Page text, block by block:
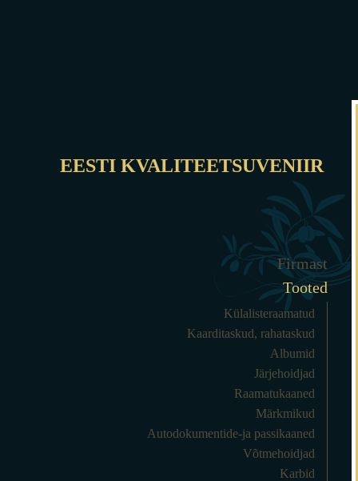
EESTI KVALITEETSUVENIIR
Firmast
Tooted
Külalisteraamatud
Kaarditaskud, rahataskud
Albumid
Järjehoidjad
Raamatukaaned
Märkmikud
Autodokumentide-ja passikaaned
Võtmehoidjad
Karbid